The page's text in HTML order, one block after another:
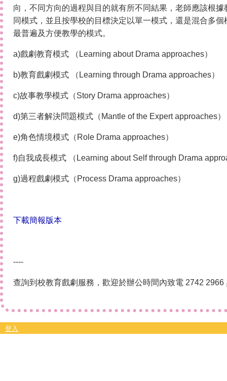
向，不同方向的過程與目的就有所不同結果，老師應該根
同模式，並且按學校的目標決定以單一模式，還是混合多
最普遍及方便教學的模式。
a)戲劇教育模式 （Learning about Drama approaches）
b)教育戲劇模式 （Learning through Drama approaches）
c)故事教學模式（Story Drama approaches）
d)第三者解決問題模式（Mantle of the Expert approaches）
e)角色情境模式（Role Drama approaches）
f)自我成長模式 （Learning about Self through Drama
g)過程戲劇模式（Process Drama approaches）
下載簡報版本
----
查詢到校教育戲劇服務，歡迎於辦公時間內致電 2742
登入